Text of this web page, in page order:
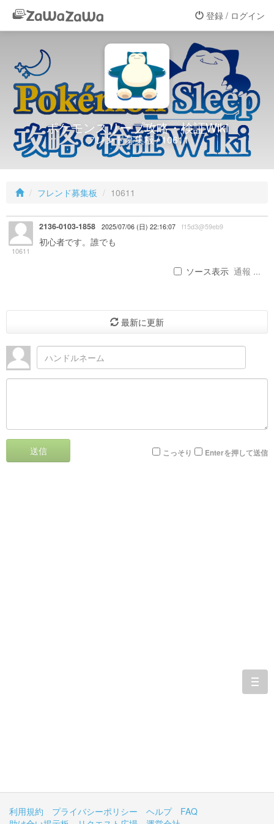
登録 / ログイン
ポケモンスリープ攻略・検証Wiki
フレンド募集板 / 10611
フレンド募集板 10611
10611
2136-0103-1858 2025/07/06 (日) 22:16:07 f15d3@59eb9
初心者です。誰でも
ソース表示 通報 ...
最新に更新
送信 こっそり Enterを押して送信
利用規約 プライバシーポリシー ヘルプ
FAQ